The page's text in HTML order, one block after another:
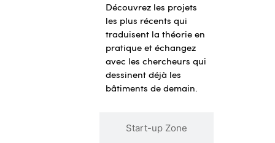
Start-up Zone
Découvrez les projets
les plus récents qui
traduisent la théorie en
pratique et échangez
avec les chercheurs qui
dessinent déjà les
bâtiments de demain.